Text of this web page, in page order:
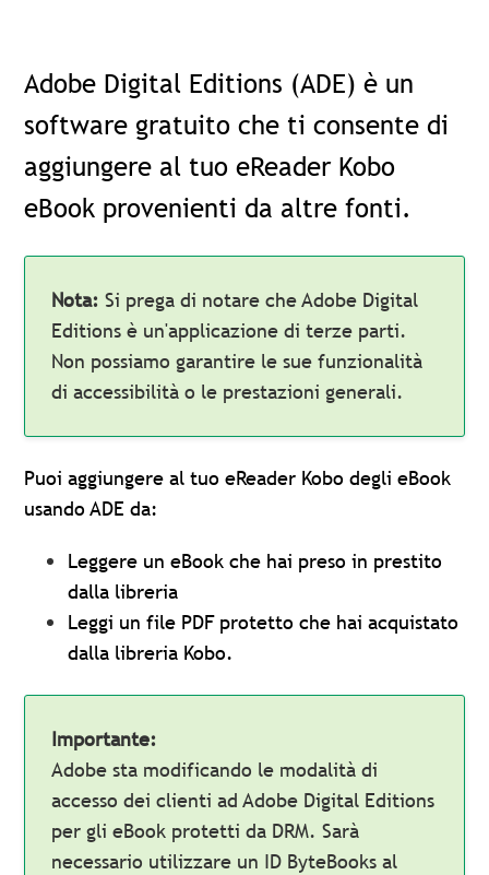
Adobe Digital Editions (ADE) è un
software gratuito che ti consente di
aggiungere al tuo eReader Kobo
eBook provenienti da altre fonti.
Nota:Si prega di notare che Adobe Digital
Editions è un'applicazione di terze parti.
Non possiamo garantire le sue funzionalità
di accessibilità o le prestazioni generali.
Puoi aggiungere al tuo eReader Kobo degli eBook
usando ADE da:
Leggere un eBook che hai preso in prestito
dalla libreria
Leggi un file PDF protetto che hai acquistato
dalla libreria Kobo.
Importante:
Adobe sta modificando le modalità di
accesso dei clienti ad Adobe Digital Editions
per gli eBook protetti da DRM. Sarà
necessario utilizzare un ID ByteBooks al